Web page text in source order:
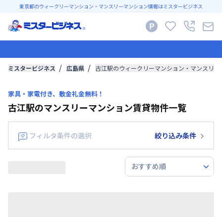
東京都のウィークリーマンション・マンスリーマンション情報はミスタービジネス
ミスタービジネス 広島県 古江駅のウィークリーマンション・マンスリ
家具・家電付き、敷金礼金無料！
古江駅のマンスリーマンション賃貸物件一覧
フィルタ条件の選択 絞り込み条件